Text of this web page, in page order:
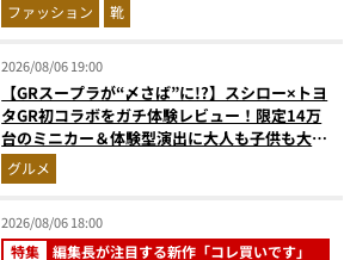
ファッション 靴
2026/08/06 19:00
【GRスープラが“〆さば”に!?】スシロー×トヨ
タGR初コラボをガチ体験レビュー！限定14万
台のミニカー＆体験型演出に大人も子供も大興
奮間違いなし
グルメ
2026/08/06 18:00
特集 編集長が注目する新作「コレ買いです」